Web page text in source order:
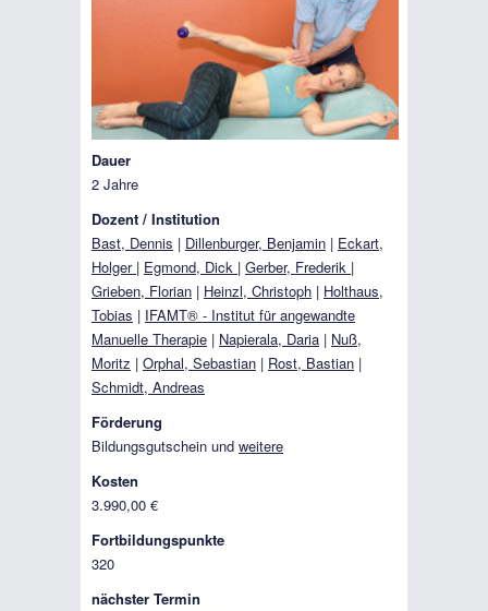
Dauer
2 Jahre
Dozent / Institution
Bast, Dennis | Dillenburger, Benjamin | Eckart,
Holger | Egmond, Dick | Gerber, Frederik |
Grieben, Florian | Heinzl, Christoph | Holthaus,
Tobias | IFAMT® - Institut für angewandte
Manuelle Therapie | Napierala, Daria | Nuß,
Moritz | Orphal, Sebastian | Rost, Bastian |
Schmidt, Andreas
Förderung
Bildungsgutschein und weitere
Kosten
3.990,00 €
Fortbildungspunkte
320
nächster Termin